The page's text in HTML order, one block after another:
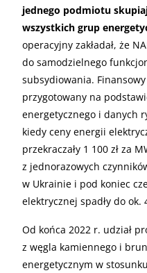
jednego podmiotu
wszystkich grup
operacyjny zakładał, że
do samodzielnego
subsydiowania. Finansowy
przygotowany na
energetycznego i danych
kiedy ceny energii
przekraczały 1 100 zł za
z jednorazowych
w Ukrainie i pod koniec
elektrycznej spadły do ok.
Od końca 2022 r. udział
z węgla kamiennego i
energetycznym w